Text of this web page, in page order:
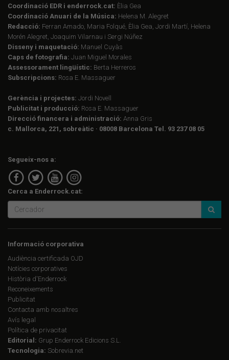
Coordinació EDR i enderrock.cat: Èlia Gea
Coordinació Anuari de la Música: Helena M. Alegret
Redacció: Ferran Amado, Maria Folqué, Èlia Gea, Jordi Martí, Helena
Morén Alegret, Joaquim Vilarnau i Sergi Núñez
Disseny i maquetació: Manuel Cuyàs
Caps de fotografia: Juan Miguel Morales
Assessorament lingüístic: Berta Herreros
Subscripcions: Rosa E. Massaguer
Gerència i projectes: Jordi Novell
Publicitat i producció: Rosa E. Massaguer
Direcció financera i administració: Anna Gris
c. Mallorca, 221, sobreàtic · 08008 Barcelona Tel. 93 237 08 05
Segueix-nos a:
Cerca a Enderrock.cat:
Informació corporativa
Audiència certificada OJD
Notícies corporatives
Història d'Enderrock
Reconeixements
Publicitat
Contacta amb nosaltres
Avís legal
Política de privacitat
Editorial: Grup Enderrock Edicions S.L.
Tecnologia: Sobrevia.net